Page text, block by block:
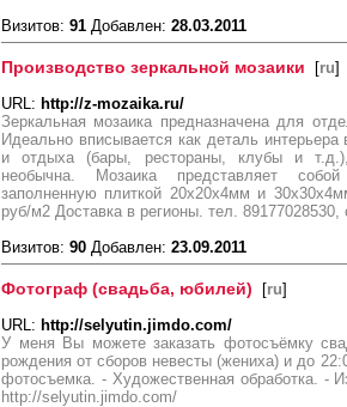
Визитов: 91 Добавлен: 28.03.2011
Производство зеркальной мозаики [ru]
URL: http://z-mozaika.ru/
Зеркальная мозаика предназначена для
Идеально вписывается как деталь
и отдыха (бары, рестораны, клубы и
необычна. Мозаика представляет
заполненную плиткой 20х20х4мм и
руб/м2 Доставка в регионы. тел. 89177028530,
Визитов: 90 Добавлен: 23.09.2011
Фотограф (свадьба, юбилей) [ru]
URL: http://selyutin.jimdo.com/
У меня Вы можете заказать фотосъёмку
рождения от сборов невесты (жениха) и до
фотосъемка. - Художественная обработка. -
http://selyutin.jimdo.com/